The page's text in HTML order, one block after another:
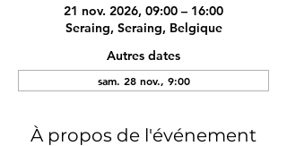
21 nov. 2026, 09:00 – 16:00
Seraing, Seraing, Belgique
Autres dates
sam. 28 nov., 9:00
À propos de l'événement